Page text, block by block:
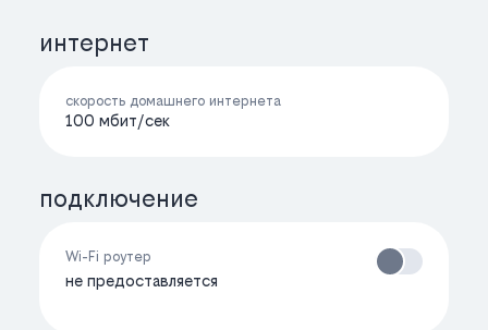
интернет
скорость домашнего интернета
100 мбит/cек
подключение
Wi-Fi роутер
не предоставляется